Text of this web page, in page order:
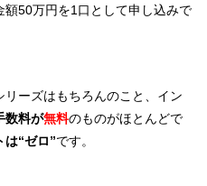
50万円を1口として申し込みで
リーズはもちろんのこと、イン
数料が無料のものがほとんどで
は“ゼロ”です。